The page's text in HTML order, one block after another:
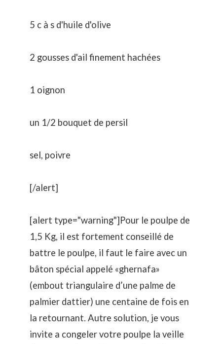
5 c à s d'huile d'olive
2 gousses d'ail finement hachées
1 oignon
un 1/2 bouquet de persil
sel, poivre
[/alert]
[alert type="warning"]Pour le poulpe de
1,5 Kg, il est fortement conseillé de
battre le poulpe, il faut le faire avec un
bâton spécial appelé «ghernafa»
(embout triangulaire d’une palme de
palmier dattier) une centaine de fois en
la retournant. Autre solution, je vous
invite a congeler votre poulpe la veille